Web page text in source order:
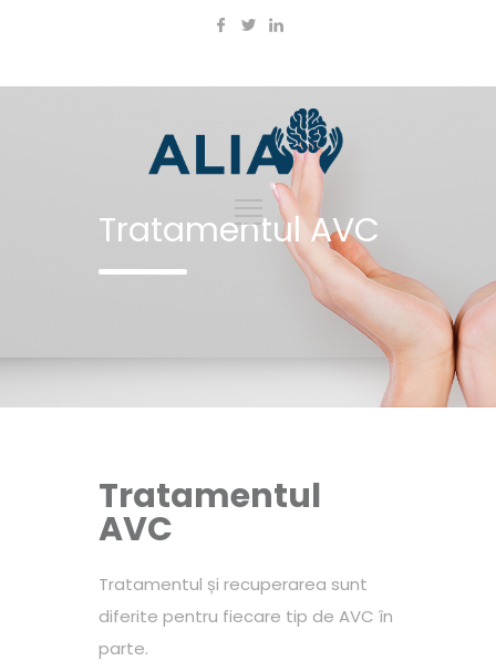
Tratamentul AVC
Tratamentul
AVC
Tratamentul și recuperarea sunt
diferite pentru fiecare tip de AVC în
parte.